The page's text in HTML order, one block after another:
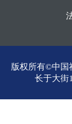
版权所有©中
长于大